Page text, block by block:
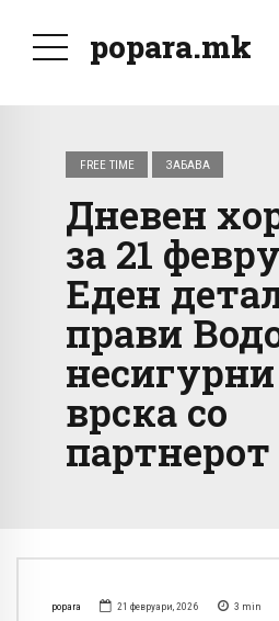
popara.mk
FREE TIME ЗАБАВА
Дневен
за 21
Еден
прави
врска со
партнерот
popara 21 февруари, 2026 3 min